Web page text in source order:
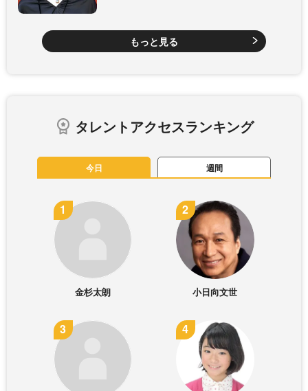
もっと見る
タレントアクセスランキング
今日 週間
金杉太朗 小日向文世